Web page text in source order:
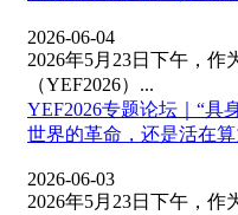
2026-06-04
2026年5月23日下午，
（YEF2026）...
YEF2026专题论坛｜“具
世界的革命，还是活在算
2026-06-03
2026年5月23日下午，